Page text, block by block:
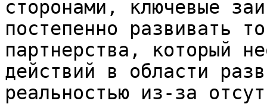
сторонами, ключевые
постепенно развивать
партнерства, который
действий в области
реальностью из-за